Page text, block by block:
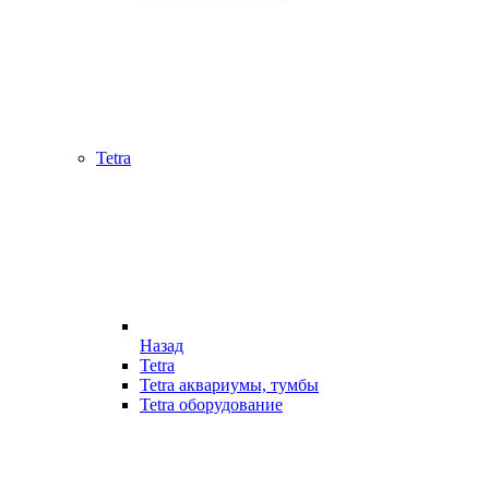
Tetra
Назад
Tetra
Tetra аквариумы, тумбы
Tetra оборудование